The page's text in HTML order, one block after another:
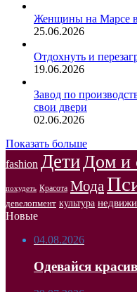
Женщины на Марсе в
25.06.2026
Отдохнуть и
19.06.2026
Завод по
свои двери
02.06.2026
Показать больше
fashion Дети Дом и
похудеть Красота Мода
девелопмент культура
Новые
04.08.2026
Одевайся